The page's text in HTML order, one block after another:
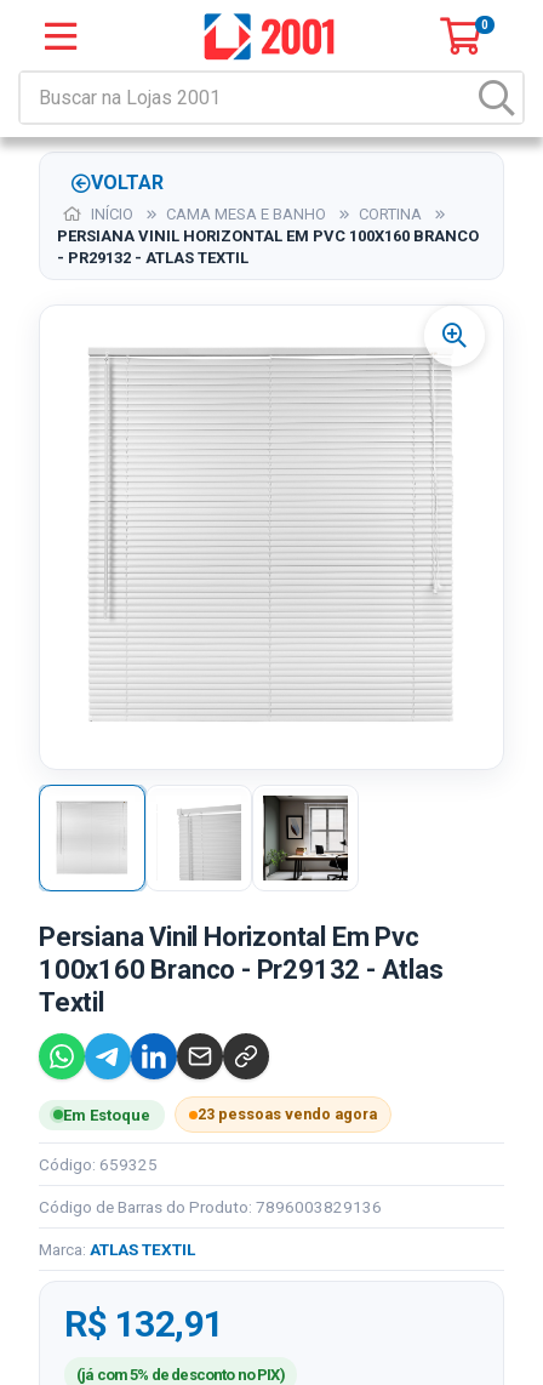
0
VOLTAR
INÍCIO CAMA MESA E BANHO
CORTINA
PERSIANA VINIL HORIZONTAL EM PVC 100X160 BRANCO
- PR29132 - ATLAS TEXTIL
Persiana Vinil Horizontal Em Pvc
100x160 Branco - Pr29132 - Atlas
Textil
Em Estoque 23 pessoas vendo agora
Código: 659325
Código de Barras do Produto: 7896003829136
Marca: ATLAS TEXTIL
R$ 132,91
(já com 5% de desconto no PIX)